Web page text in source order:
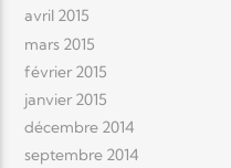
avril 2015
mars 2015
février 2015
janvier 2015
décembre 2014
septembre 2014